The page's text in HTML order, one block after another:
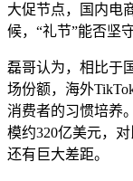
大促节点，国内电
候，“礼节”能否坚
磊哥认为，相比于
场份额，海外
消费者的习惯培养
模约320亿美元，
还有巨大差距。